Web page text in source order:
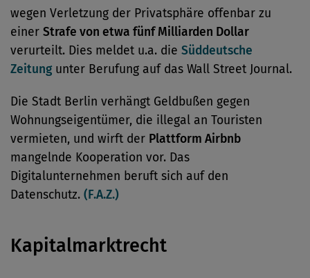
wegen Verletzung der Privatsphäre offenbar zu
einer Strafe von etwa fünf Milliarden Dollar
verurteilt. Dies meldet u.a. die Süddeutsche
Zeitungunter Berufung auf das Wall Street Journal.
Die Stadt Berlin verhängt Geldbußen gegen
Wohnungseigentümer, die illegal an Touristen
vermieten, und wirft der Plattform Airbnb
mangelnde Kooperation vor. Das
Digitalunternehmen beruft sich auf den
Datenschutz. (F.A.Z.)
Kapitalmarktrecht